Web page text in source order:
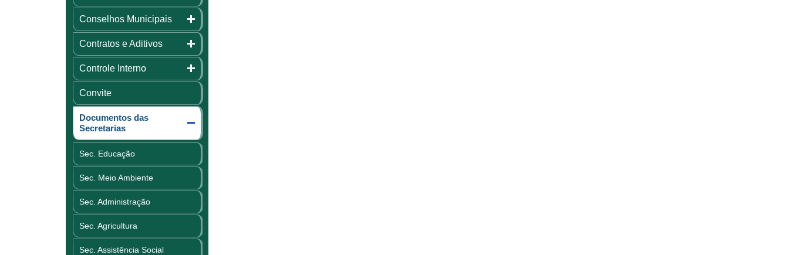
Conselhos Municipais
Contratos e Aditivos
Controle Interno
Convite
Documentos das
Secretarias
Sec. Educação
Sec. Meio Ambiente
Sec. Administração
Sec. Agricultura
Sec. Assistência Social